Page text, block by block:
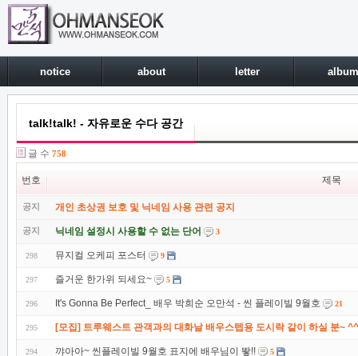
notice about letter album
talk!talk! - 자유로운 수다 공간
글 수 758
번호 제목
공지 개인 초상권 보호 및 닉네임 사용 관련 공지
공지 닉네임 설정시 사용할 수 없는 단어 3
298 뮤지컬 오케피 포스터 9
297 즐거운 한가위 되세요~ 5
296 It's Gonna Be Perfect_ 배우 박희순 오만석 - 씬 플레이빌 9월호 21
295 [모집] 트루웨스트 관객과의 대화날 배우스텝용 도시락 같이 하실 분~ ^^
294 꺄아아~ 씬플레이빌 9월호 표지에 배우님이 뙇!! 5